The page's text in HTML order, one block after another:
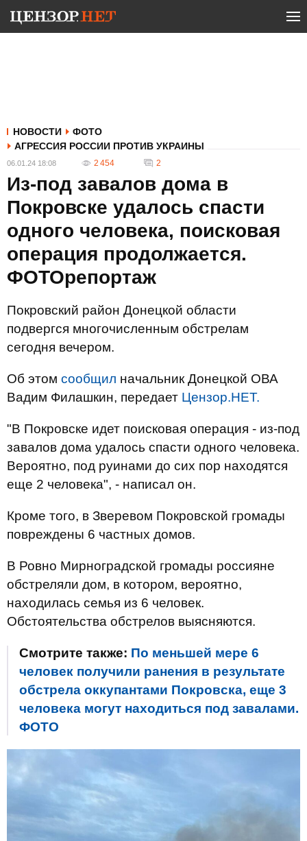
НОВОСТИ
ФОТО
АГРЕССИЯ РОССИИ ПРОТИВ УКРАИНЫ
06.01.24 18:08 2 454 2
Из-под завалов дома в
Покровске удалось спасти
одного человека, поисковая
операция продолжается.
ФОТОрепортаж
Покровский район Донецкой области
подвергся многочисленным обстрелам
сегодня вечером.
Об этом сообщил начальник Донецкой ОВА
Вадим Филашкин, передает Цензор.НЕТ.
"В Покровске идет поисковая операция - из-под
завалов дома удалось спасти одного человека.
Вероятно, под руинами до сих пор находятся
еще 2 человека", - написал он.
Кроме того, в Зверевом Покровской громады
повреждены 6 частных домов.
В Ровно Мирноградской громады россияне
обстреляли дом, в котором, вероятно,
находилась семья из 6 человек.
Обстоятельства обстрелов выясняются.
Смотрите также: По меньшей мере 6
человек получили ранения в результате
обстрела оккупантами Покровска, еще 3
человека могут находиться под завалами.
ФОТО